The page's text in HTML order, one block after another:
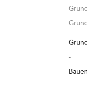
-
Bauen